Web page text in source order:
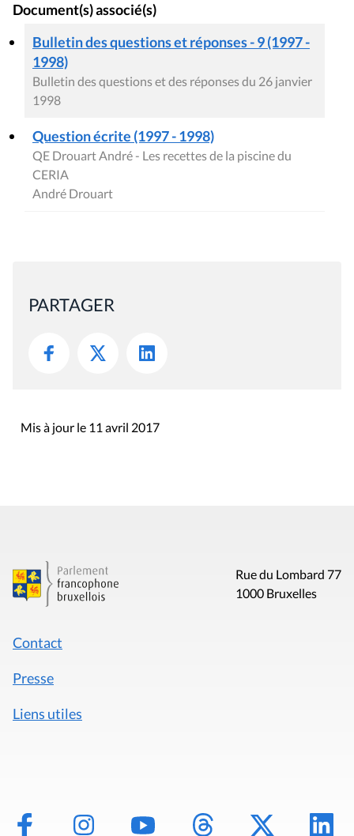
Document(s) associé(s)
Bulletin des questions et réponses - 9 (1997 -
1998)
Bulletin des questions et des réponses du 26 janvier
1998
Question écrite (1997 - 1998)
QE Drouart André - Les recettes de la piscine du
CERIA
André Drouart
PARTAGER
Mis à jour le 11 avril 2017
Rue du Lombard 77
1000 Bruxelles
Contact
Presse
Liens utiles